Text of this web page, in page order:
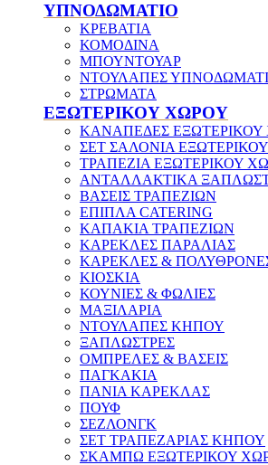
ΥΠΝΟΔΩΜΑΤΙΟ
ΚΡΕΒΑΤΙΑ
ΚΟΜΟΔΙΝΑ
ΜΠΟΥΝΤΟΥΑΡ
ΝΤΟΥΛΑΠΕΣ
ΣΤΡΩΜΑΤΑ
ΕΞΩΤΕΡΙΚΟΥ ΧΩΡΟΥ
ΚΑΝΑΠΕΔΕΣ ΕΞΩΤΕΡΙΚΟΥ
ΣΕΤ ΣΑΛΟΝΙΑ
ΤΡΑΠΕΖΙΑ ΕΞΩΤΕΡΙΚΟΥ
ΑΝΤΑΛΛΑΚΤΙΚΑ
ΒΑΣΕΙΣ ΤΡΑΠΕΖΙΩΝ
ΕΠΙΠΛΑ CATERING
ΚΑΠΑΚΙΑ ΤΡΑΠΕΖΙΩΝ
ΚΑΡΕΚΛΕΣ ΠΑΡΑΛΙΑΣ
ΚΑΡΕΚΛΕΣ &
ΚΙΟΣΚΙΑ
ΚΟΥΝΙΕΣ & ΦΩΛΙΕΣ
ΜΑΞΙΛΑΡΙΑ
ΝΤΟΥΛΑΠΕΣ ΚΗΠΟΥ
ΞΑΠΛΩΣΤΡΕΣ
ΟΜΠΡΕΛΕΣ & ΒΑΣΕΙΣ
ΠΑΓΚΑΚΙΑ
ΠΑΝΙΑ ΚΑΡΕΚΛΑΣ
ΠΟΥΦ
ΣΕΖΛΟΝΓΚ
ΣΕΤ ΤΡΑΠΕΖΑΡΙΑΣ ΚΗΠΟΥ
ΣΚΑΜΠΩ ΕΞΩΤΕΡΙΚΟΥ